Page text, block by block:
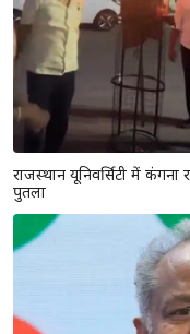
राजस्थान यूनिवर्सिटी में
पुतला